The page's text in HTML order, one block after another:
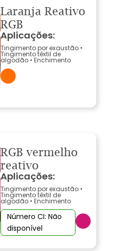
Laranja Reativo
RGB
Aplicações:
Tingimento por exaustão •
Tingimento têxtil de
algodão • Enchimento
RGB vermelho
reativo
Aplicações:
Tingimento por exaustão •
Tingimento têxtil de
algodão • Enchimento
Número CI: Não
disponível